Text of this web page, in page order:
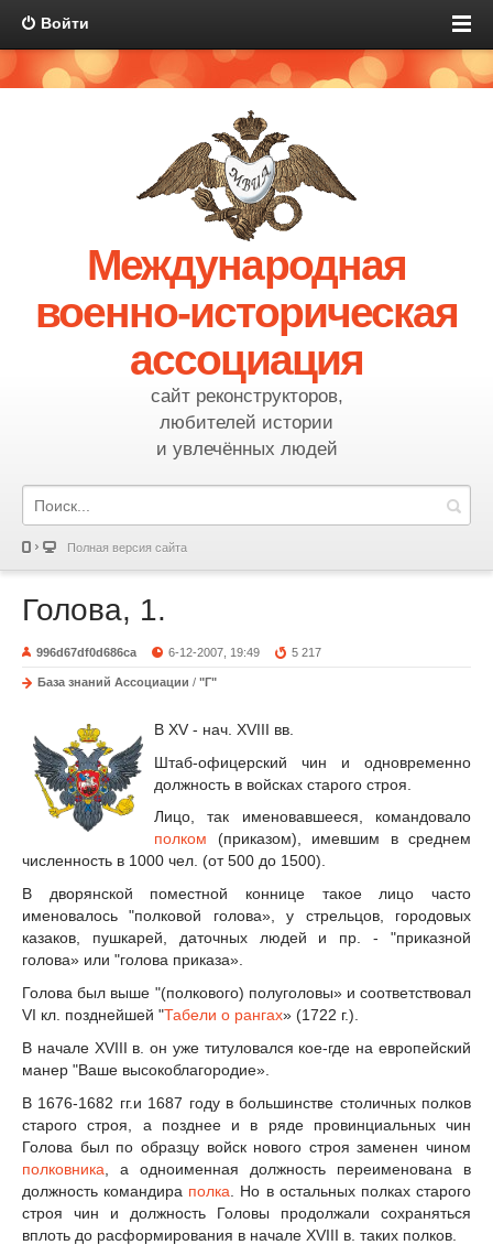
Войти
Международная
военно-историческая
ассоциация
сайт реконструкторов,
любителей истории
и увлечённых людей
Полная версия сайта
Голова, 1.
996d67df0d686ca 6-12-2007, 19:49 5 217
База знаний Ассоциации / "Г"
В XV - нач. XVIII вв.
Штаб-офицерский чин и одновременно
должность в войсках старого строя.
Лицо, так именовавшееся, командовало
полком (приказом), имевшим в среднем
численность в 1000 чел. (от 500 до 1500).
В дворянской поместной коннице такое лицо часто
именовалось "полковой голова», у стрельцов, городовых
казаков, пушкарей, даточных людей и пр. - "приказной
голова» или "голова приказа».
Голова был выше "(полкового) полуголовы» и соответствовал
VI кл. позднейшей "Табели о рангах» (1722 г.).
В начале XVIII в. он уже титуловался кое-где на европейский
манер "Ваше высокоблагородие».
В 1676-1682 гг.и 1687 году в большинстве столичных полков
старого строя, а позднее и в ряде провинциальных чин
Голова был по образцу войск нового строя заменен чином
полковника , а одноименная должность переименована в
должность командира полка . Но в остальных полках старого
строя чин и должность Головы продолжали сохраняться
вплоть до расформирования в начале XVIII в. таких полков.